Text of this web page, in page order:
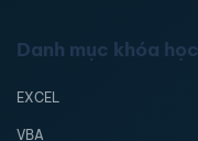
Danh mục khóa học
EXCEL
VBA